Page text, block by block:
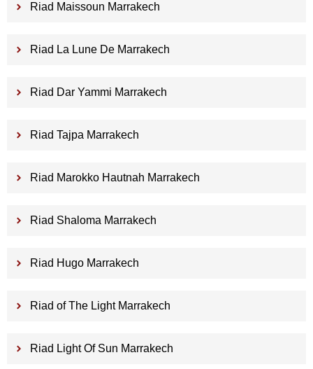
Riad Maissoun Marrakech
Riad La Lune De Marrakech
Riad Dar Yammi Marrakech
Riad Tajpa Marrakech
Riad Marokko Hautnah Marrakech
Riad Shaloma Marrakech
Riad Hugo Marrakech
Riad of The Light Marrakech
Riad Light Of Sun Marrakech